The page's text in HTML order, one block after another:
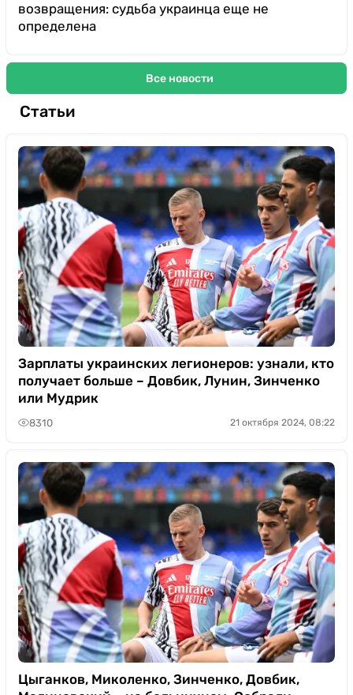
возвращения: судьба украинца еще не
определена
Все новости
Статьи
Зарплаты украинских легионеров: узнали, кто
получает больше – Довбик, Лунин, Зинченко
или Мудрик
8310 21 октября 2024, 08:22
Цыганков, Миколенко, Зинченко, Довбик,